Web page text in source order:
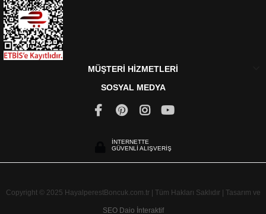
MÜŞTERİ HİZMETLERİ
SOSYAL MEDYA
İNTERNETTE
GÜVENLİ ALIŞVERİŞ
Copyright © 2025 HayalperestBoncuk.com.tr | Tüm Hakları Saklıdır | Tasarım ve
SEO Daio İnteraktif